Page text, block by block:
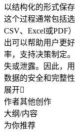
以结构化的形式保
这个过程通常包括
CSV、Excel或PDF
出可以帮助用户更
率，支持决策制定
失或泄露。因此，
数据的安全和完整性
展开
作者其他创作
大纲/内容
为你推荐